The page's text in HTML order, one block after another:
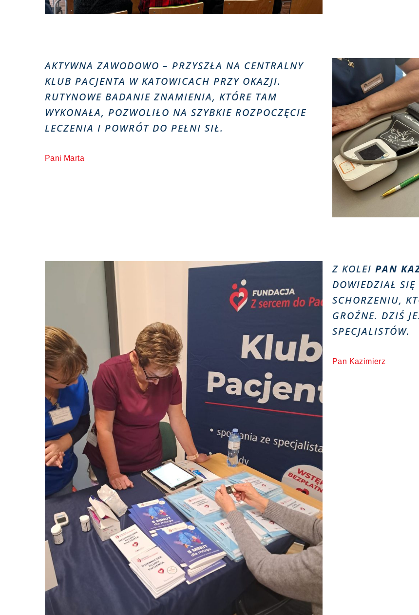
AKTYWNA ZAWODOWO – PRZYSZŁA NA CENTRALNY
KLUB PACJENTA W KATOWICACH PRZY OKAZJI.
RUTYNOWE BADANIE ZNAMIENIA, KTÓRE TAM
WYKONAŁA, POZWOLIŁO NA SZYBKIE ROZPOCZĘCIE
LECZENIA I POWRÓT DO PEŁNI SIŁ.
Pani Marta
Z KOLEI PAN
DOWIEDZIAŁ
SCHORZENIU,
GROŹNE. DZIŚ
SPECJALISTÓW.
Pan Kazimierz